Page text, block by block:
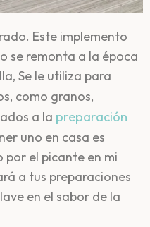
Este implemento
se remonta a la época
Se le utiliza para
como granos,
a la preparación
uno en casa es
por el picante en mi
a tus preparaciones
en el sabor de la